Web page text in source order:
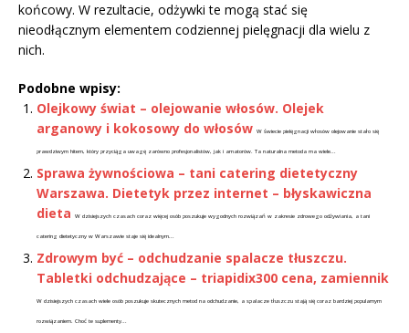
końcowy. W rezultacie, odżywki te mogą stać się
nieodłącznym elementem codziennej pielęgnacji dla wielu z
nich.
Podobne wpisy:
Olejkowy świat – olejowanie włosów. Olejek
arganowy i kokosowy do włosów W świecie pielęgnacji włosów olejowanie stało się
prawdziwym hitem, który przyciąga uwagę zarówno profesjonalistów, jak i amatorów. Ta naturalna metoda ma wiele...
Sprawa żywnościowa – tani catering dietetyczny
Warszawa. Dietetyk przez internet – błyskawiczna
dieta
W dzisiejszych czasach coraz więcej osób poszukuje wygodnych rozwiązań w zakresie zdrowego odżywiania, a tani
catering dietetyczny w Warszawie staje się idealnym...
Zdrowym być – odchudzanie spalacze tłuszczu.
Tabletki odchudzające – triapidix300 cena, zamiennik
W dzisiejszych czasach wiele osób poszukuje skutecznych metod na odchudzanie, a spalacze tłuszczu stają się coraz bardziej popularnym
rozwiązaniem. Choć te suplementy...